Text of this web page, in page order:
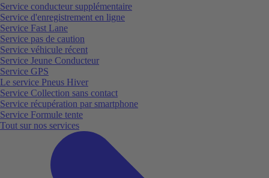
Service conducteur supplémentaire
Service d'enregistrement en ligne
Service Fast Lane
Service pas de caution
Service véhicule récent
Service Jeune Conducteur
Service GPS
Le service Pneus Hiver
Service Collection sans contact
Service récupération par smartphone
Service Formule tente
Tout sur nos services